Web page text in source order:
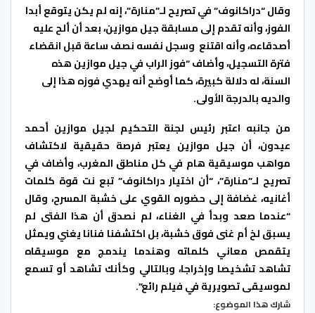
وقال “دراكانوف” في تصريح لـ”منارة”، إنه لم يكن يتوقع أبدا
الفوز، وأنه تقدم إلى مسابقة جيل موازين، بعد أن ألح عليه
أصدقاءه، وأنه اقتنع وسجل نفسه نصف ساعة قبل انقضاء
فترة التسجيل، وأضاف “فوز الراب في جيل موازين هذه
السنة، له دلالة كبيرة، كما أوضح أنه يهدي فوزه هذا إلى
والديه بالدرجة الأولى.
من جانبه اعتبر رئيس لجنة التحكيم لجيل موازين أحمد
عيدون، أن جيل موازين يعتبر فرصة حقيقية لاكتشاف
مواهب موسيقية هام في كل مناطق المغرب، وأضاف في
تصريح لـ”منارة”، “أن اختيار دراكانوف” تبع نت قوة كلمات
أغانيه، غضافة إلى حضوره القوي على خشبة المسرح، وقال
“عندما صعد وبدأ في الغناء، لم نصدق أن هذا الفتى لم
يسبق لخ أم غنى فوق خشبة، بل اكتشفنا فنانا يغني ويمثل
يتقمص معاني كلماته وهندما يندمج مع موسيقاه
تشاهد تشخيصا وإخراجا، وبالتالي وكأنك تشاهد أو تسمع
لموسيقى تصويرية في فيلم رائع”.
شارك هذا الموضوع: